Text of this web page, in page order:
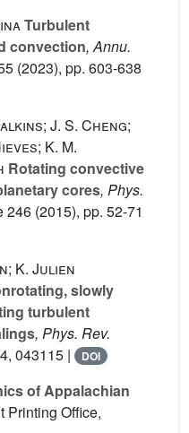
Turbulent
convection, Annu.
(2023), pp. 603-638
J. S. Cheng;
K. M.
Rotating convective
cores, Phys.
246 (2015), pp. 52-71
K. Julien
slowly
turbulent
, Phys. Rev.
043115 | DOI
of Appalachian
Printing Office,